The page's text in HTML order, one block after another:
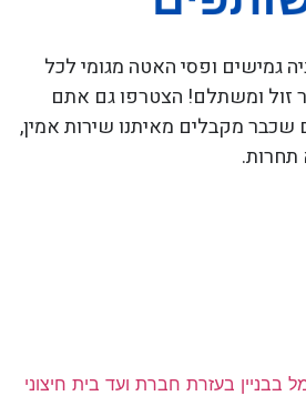
גמישים ופסי האטה מגומי לכל
זול ומשתלם! הצטרפו גם אתם
מקבלים מאיתנו שירות אמין,
בבניין בעזרת חברת ועד בית חיצוני